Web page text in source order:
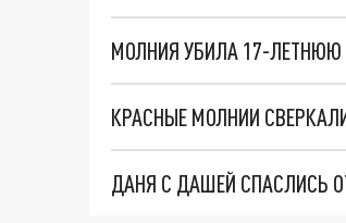
МОЛНИЯ УБИЛА 17-
КРАСНЫЕ МОЛНИИ
ДАНЯ С ДАШЕЙ СПАСЛИСЬ